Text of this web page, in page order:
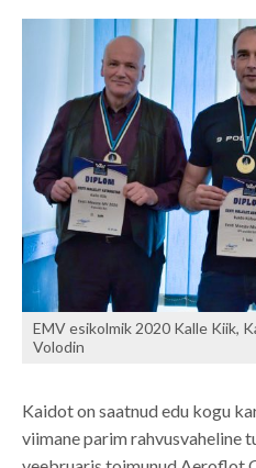
EMV esikolmik 2020 Kalle Kiik,
Volodin
Kaidot on saatnud edu kogu
viimane parim rahvusvaheline